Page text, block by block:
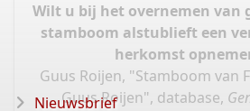
Wilt u bij het overnemen van
stamboom alstublieft een
herkomst
Guus Roijen, "Stamboom van
Guus Roijen", database,
Nieuwsbrief